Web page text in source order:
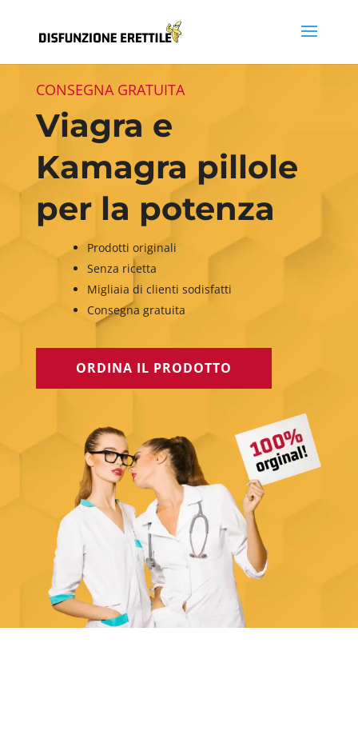
CONSEGNA GRATUITA
Viagra e
Kamagra pillole
per la potenza
Prodotti originali
Senza ricetta
Migliaia di clienti sodisfatti
Consegna gratuita
ORDINA IL PRODOTTO